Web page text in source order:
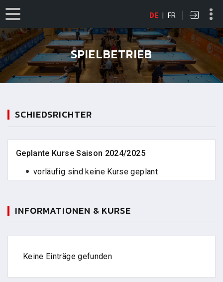
DE | FR
SPIELBETRIEB
SCHIEDSRICHTER
Geplante Kurse Saison 2024/2025
vorläufig sind keine Kurse geplant
INFORMATIONEN & KURSE
Keine Einträge gefunden